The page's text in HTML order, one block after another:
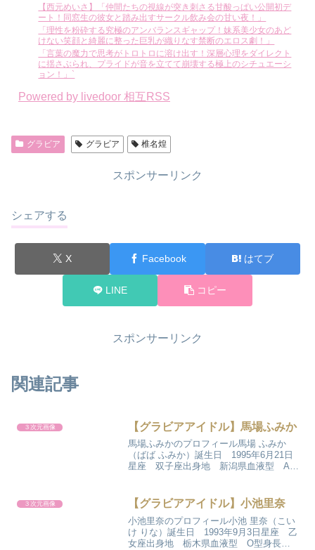
【西元めいさ】「仲間たちの視線が突き刺さる甘酸っぱい公開初デ
ート！同窓生の彼女と踏み出すサークル飲み会の甘い夜！」
「理性を粉砕する究極のアンバランスギャップ！妹系美少女のあど
けない笑顔と綺麗に整った巨乳が織りなす禁断のエロス劇！」
「言葉の魔力で思考がトロトロに溶け出す！深層心理をダイレクト
に揺さぶられ、プライドが音を立てて崩壊する極上のシチュエーシ
ョン！」`
Powered by livedoor 相互RSS
グラビア グラビア 椎名煌
スポンサーリンク
シェアする
X Facebook はてブ
LINE コピー
スポンサーリンク
関連記事
３次元画像 【グラビアアイドル】馬場ふみか
馬場ふみかのプロフィール馬場 ふみか
（ばば ふみか）誕生日 1995年6月21日
星座 双子座出身地 新潟県血液型 AB
馬場ふみかさんの事を少し書きたいと...
３次元画像 【グラビアアイドル】小池里奈
小池里奈のプロフィール小池 里奈（こい
け りな）誕生日 1993年9月3日星座 乙
女座出身地 栃木県血液型 O型身長